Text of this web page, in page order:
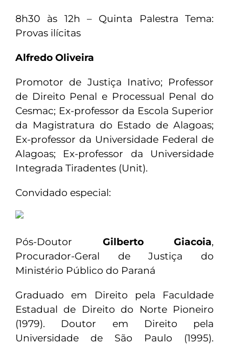
8h30 às 12h – Quinta Palestra Tema:
Provas ilícitas
Alfredo Oliveira
Promotor de Justiça Inativo; Professor
de Direito Penal e Processual Penal do
Cesmac; Ex-professor da Escola Superior
da Magistratura do Estado de Alagoas;
Ex-professor da Universidade Federal de
Alagoas; Ex-professor da Universidade
Integrada Tiradentes (Unit).
Convidado especial:
Pós-Doutor Gilberto Giacoia,
Procurador-Geral de Justiça do
Ministério Público do Paraná
Graduado em Direito pela Faculdade
Estadual de Direito do Norte Pioneiro
(1979). Doutor em Direito pela
Universidade de São Paulo (1995).